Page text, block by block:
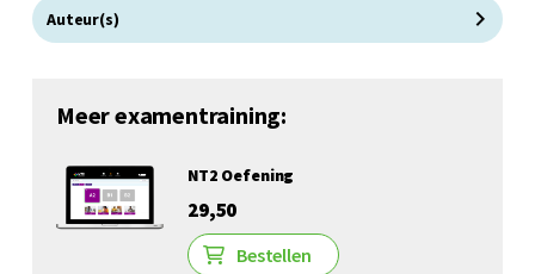
Auteur(s)
Meer examentraining:
NT2 Oefening
29,50
Bestellen